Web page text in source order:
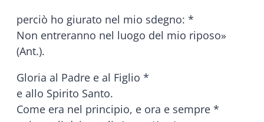
perciò ho giurato nel mio sdegno: *
Non entreranno nel luogo del mio riposo»
(Ant.).
Gloria al Padre e al Figlio *
e allo Spirito Santo.
Come era nel principio, e ora e sempre *